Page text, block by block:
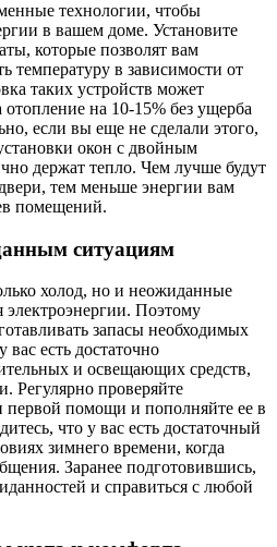
технологии, чтобы
в вашем доме. Установите
которые позволят вам
температуру в зависимости от
таких устройств может
на 10-15% без ущерба
если вы еще не сделали этого,
окон с двойным
держат тепло. Чем лучше будут
тем меньше энергии вам
помещений.
ситуациям
холод, но и неожиданные
Поэтому
запасы необходимых
вас есть достаточно
и освещающих средств,
Регулярно проверяйте
первой помощи и пополняйте ее в
что у вас есть достаточный
зимнего времени, когда
Заранее подготовившись,
и справиться с любой